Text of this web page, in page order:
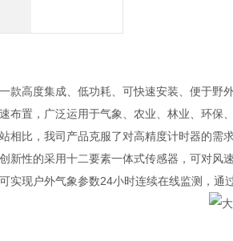
款高度集成、低功耗、可快速安装、便于野
布置，广泛运用于气象、农业、林业、环保
相比，我司产品克服了对高精度计时器的需
新性的采用十二要素一体式传感器，可对风
实现户外气象参数24小时连续在线监测，通